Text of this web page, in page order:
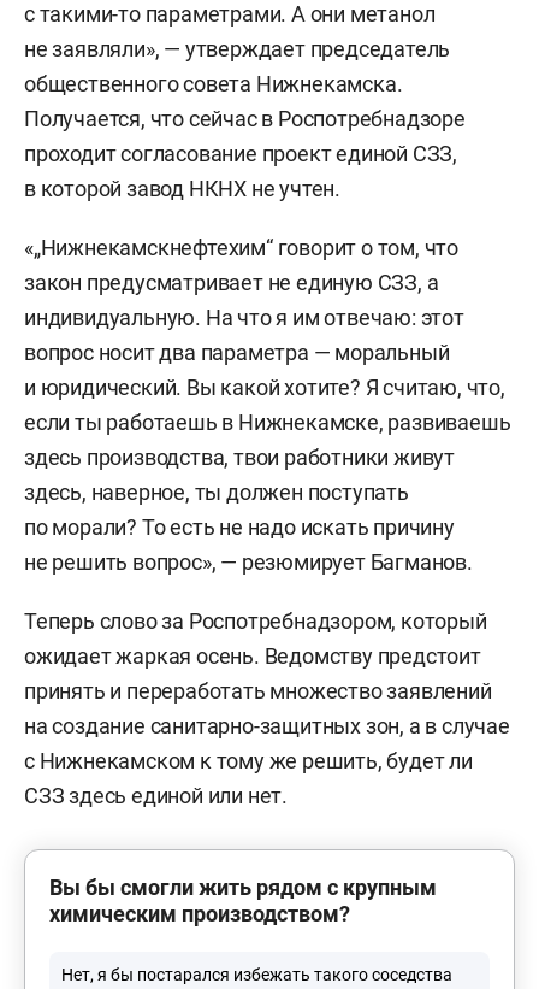
с такими-то параметрами. А они метанол
не заявляли», — утверждает председатель
общественного совета Нижнекамска.
Получается, что сейчас в Роспотребнадзоре
проходит согласование проект единой СЗЗ,
в которой завод НКНХ не учтен.
«„Нижнекамскнефтехим“ говорит о том, что
закон предусматривает не единую СЗЗ, а
индивидуальную. На что я им отвечаю: этот
вопрос носит два параметра — моральный
и юридический. Вы какой хотите? Я считаю, что,
если ты работаешь в Нижнекамске, развиваешь
здесь производства, твои работники живут
здесь, наверное, ты должен поступать
по морали? То есть не надо искать причину
не решить вопрос», — резюмирует Багманов.
Теперь слово за Роспотребнадзором, который
ожидает жаркая осень. Ведомству предстоит
принять и переработать множество заявлений
на создание санитарно-защитных зон, а в случае
с Нижнекамском к тому же решить, будет ли
СЗЗ здесь единой или нет.
Вы бы смогли жить рядом с крупным
химическим производством?
Нет, я бы постарался избежать такого соседства